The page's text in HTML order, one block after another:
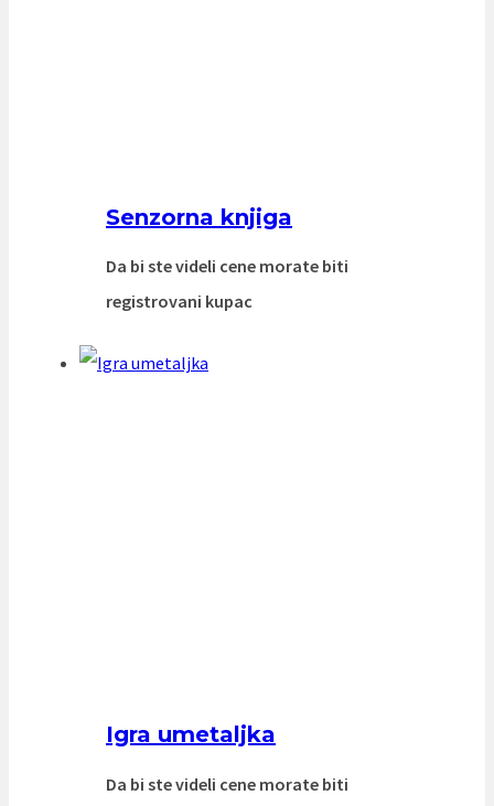
Senzorna knjiga
Da bi ste videli cene morate biti
registrovani kupac
Igra umetaljka
Da bi ste videli cene morate biti